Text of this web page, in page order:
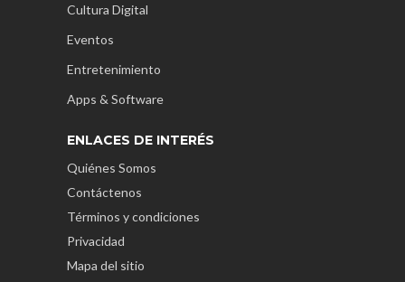
Cultura Digital
Eventos
Entretenimiento
Apps & Software
ENLACES DE INTERÉS
Quiénes Somos
Contáctenos
Términos y condiciones
Privacidad
Mapa del sitio